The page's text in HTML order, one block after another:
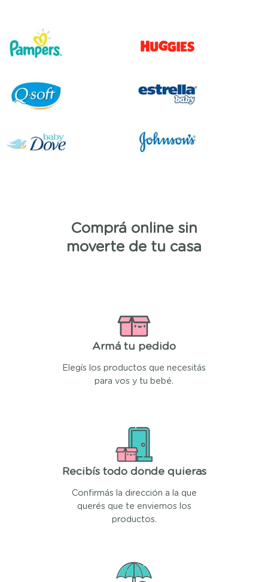
Comprá online sin
moverte de tu casa
Armá tu pedido
Elegís los productos que necesitás
para vos y tu bebé.
Recibís todo donde quieras
Confirmás la dirección a la que
querés que te enviemos los
productos.